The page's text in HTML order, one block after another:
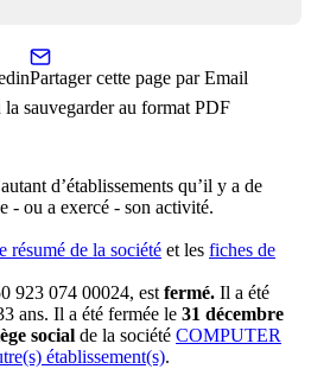
Partager cette page par Email
sauvegarder au format PDF
d’établissements qu’il y a de
- ou a exercé - son activité.
résumé de la société et les fiches de
923 074 00024, est fermé. Il a été
ans. Il a été fermée le 31 décembre
social de la société COMPUTER
établissement(s).